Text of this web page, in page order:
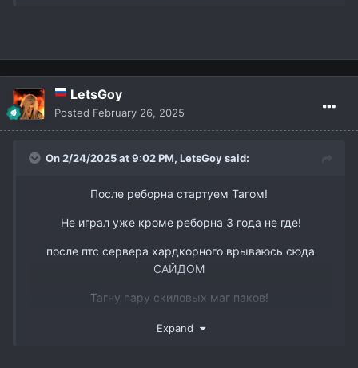
www.youtube.com/watch?v=DJJmtVgSQ6s&t
LetsGoy
Posted February 26, 2025
On 2/24/2025 at 9:02 PM, LetsGoysaid:
После реборна стартуем Тагом!
Не играл уже кроме реборна 3 года не где!
после птс сервера хардкорного врываюсь сюда
САЙДОМ
Тагну пару скиловых маг паков!
Так же есть пару слотов в пак 3 рес бп и овер
Expand